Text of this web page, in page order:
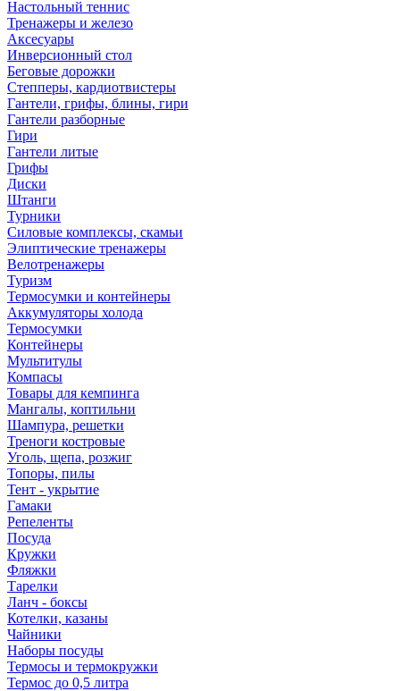
Настольный теннис
Тренажеры и железо
Аксесуары
Инверсионный стол
Беговые дорожки
Степперы, кардиотвистеры
Гантели, грифы, блины, гири
Гантели разборные
Гири
Гантели литые
Грифы
Диски
Штанги
Турники
Силовые комплексы, скамьи
Элиптические тренажеры
Велотренажеры
Туризм
Термосумки и контейнеры
Аккумуляторы холода
Термосумки
Контейнеры
Мультитулы
Компасы
Товары для кемпинга
Мангалы, коптильни
Шампура, решетки
Треноги костровые
Уголь, щепа, розжиг
Топоры, пилы
Тент - укрытие
Гамаки
Репеленты
Посуда
Кружки
Фляжки
Тарелки
Ланч - боксы
Котелки, казаны
Чайники
Наборы посуды
Термосы и термокружки
Термос до 0,5 литра